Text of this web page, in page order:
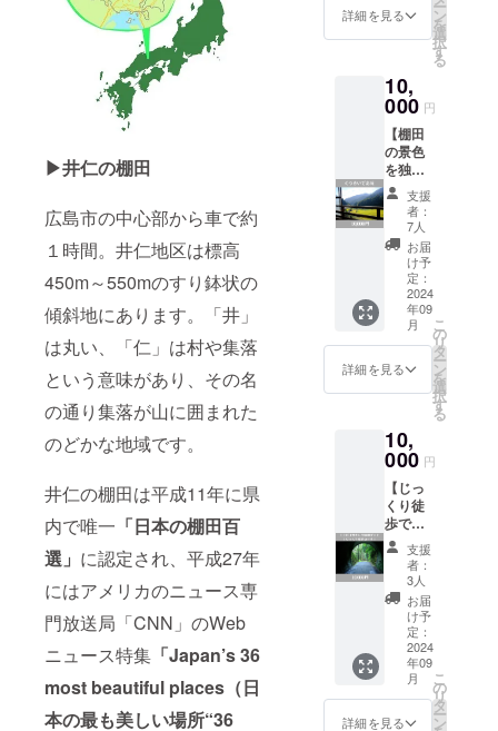
▶井仁の棚田
広島市の中心部から車で約
１時間。井仁地区は標高
450m～550mのすり鉢状の
傾斜地にあります。「井」
は丸い、「仁」は村や集落
という意味があり、その名
の通り集落が山に囲まれた
のどかな地域です。
井仁の棚田は平成11年に県
内で唯一 「日本の棚田百
選」 に認定され、平成27年
にはアメリカのニュース専
門放送局「CNN」のWeb
ニュース特集 「Japan’s 36
most beautiful places（日
本の最も美しい場所“36
※お届け
9〜11月
順次お
届けい
たしま
す。
ただい
しま
す。
す。 田
舎暮ら
しに対
安や疑
問があ
る方や
これか
ら移住
を考え
ている
方な
ど、ご
相談で
も何で
も結構
です！
※備考欄
に、お
名前と
簡単な
記入く
ださ
い。 ※
お1人様
30分～1
時間程
度を予
定して
いま
す。
※10～
12月の
間に順
次ご案
内いた
しま
す。 ※
詳細を見る ー
ン
を
選
択
す
る
10,
000 円
【棚田
の景色
を独占
できる
プラ
ン】 古
民家改
修後に
宿の2階
を貸し
切りで
ご利用
できま
す。 自
然に癒
された
気持ち
をリフ
レッ
シュし
たい方
などに
おすす
めで
す！ お
茶を飲
んだ
り、本
を読ん
だり、
お昼寝
した
り。ご
支援
者：
7人
お届
け予
定：
2024
年09
月
詳細を見る
こ
の
リ
タ
ー
ン
を
選
択
す
る
10,
000 円
【じっ
くり徒
歩で棚
田ガイ
ド】 井
仁の棚
田を
ゆっく
り観て
歩きな
がらガ
イドい
たしま
す。
支援
者：
3人
お届
け予
定：
2024
年09
月
詳細を見る
こ
の
リ
タ
ー
ン